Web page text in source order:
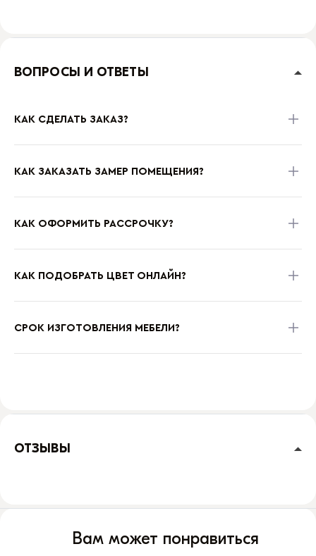
ВОПРОСЫ И ОТВЕТЫ
КАК СДЕЛАТЬ ЗАКАЗ?
КАК ЗАКАЗАТЬ ЗАМЕР ПОМЕЩЕНИЯ?
КАК ОФОРМИТЬ РАССРОЧКУ?
КАК ПОДОБРАТЬ ЦВЕТ ОНЛАЙН?
СРОК ИЗГОТОВЛЕНИЯ МЕБЕЛИ?
ОТЗЫВЫ
Вам может понравиться